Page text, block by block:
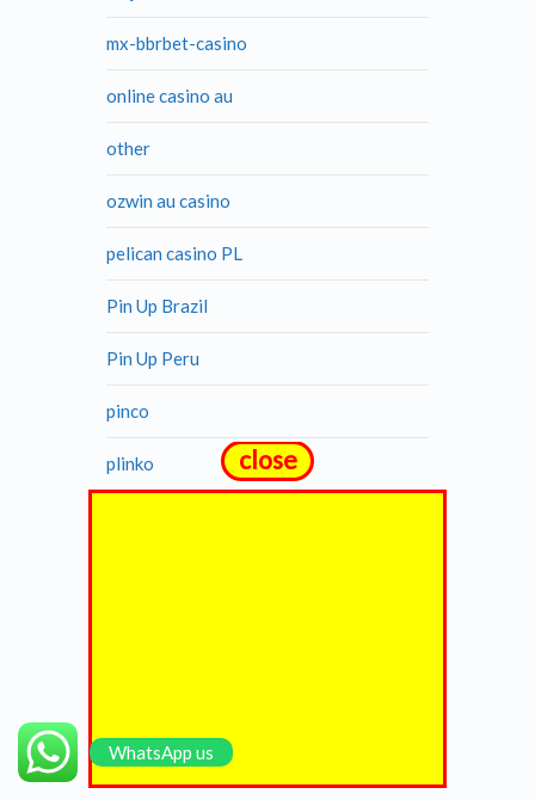
mx-bbrbet-casino
online casino au
other
ozwin au casino
pelican casino PL
Pin Up Brazil
Pin Up Peru
pinco
plinko
WhatsApp us
close